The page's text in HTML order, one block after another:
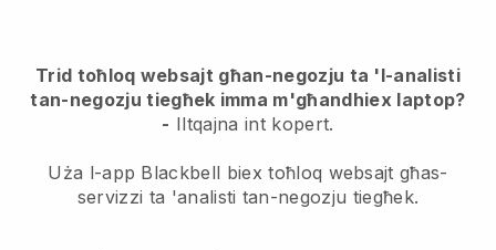
Trid toħloq websajt għan-negozju ta 'l-analisti
tan-negozju tiegħek imma m'għandhiex laptop?
- Iltqajna int kopert.
Uża l-app Blackbell biex toħloq websajt għas-
servizzi ta 'analisti tan-negozju tiegħek.